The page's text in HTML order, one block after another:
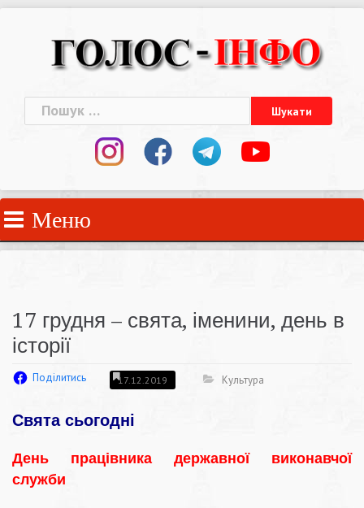
Пошук:
Меню
17 грудня – свята, іменини, день в
історії
Поділитись 17.12.2019 Культура
Свята сьогодні
День працівника державної виконавчої
служби